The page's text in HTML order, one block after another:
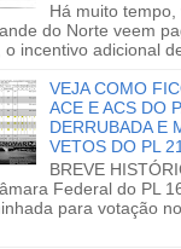
Há muito
do Norte veem
o incentivo adicional
VEJA COMO
ACE E ACS DO
DERRUBADA E
VETOS DO PL
BREVE
Federal do PL
para votação